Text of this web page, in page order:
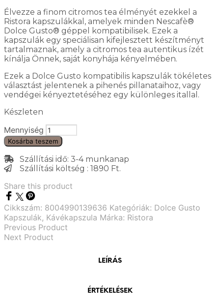
Élvezze a finom citromos tea élményét ezekkel a
Ristora kapszulákkal, amelyek minden Nescafè®
Dolce Gusto® géppel kompatibilisek. Ezek a
kapszulák egy speciálisan kifejlesztett készítményt
tartalmaznak, amely a citromos tea autentikus ízét
kínálja Önnek, saját konyhája kényelmében.
Ezek a Dolce Gusto kompatibilis kapszulák tökéletes
választást jelentenek a pihenés pillanataihoz, vagy
vendégei kényeztetéséhez egy különleges itallal.
Készleten
Mennyiség
Kosárba teszem
Szállítási idő: 3-4 munkanap
Szállítási költség : 1890 Ft.
Share this product
Cikkszám: 8004990139636 Kategóriák: Dolce Gusto
Kapszulák, Kávékapszula Márka: Ristora
Previous Product
Next Product
LEÍRÁS
ÉRTÉKELÉSEK